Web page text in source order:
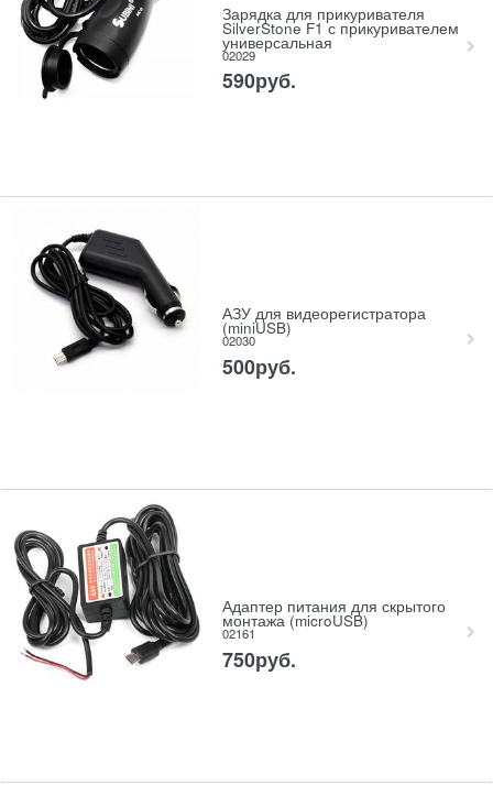
Зарядка для прикуривателя
SilverStone F1 с прикуривателем
универсальная
02029
590руб.
АЗУ для видеорегистратора
(miniUSB)
02030
500руб.
Адаптер питания для скрытого
монтажа (microUSB)
02161
750руб.